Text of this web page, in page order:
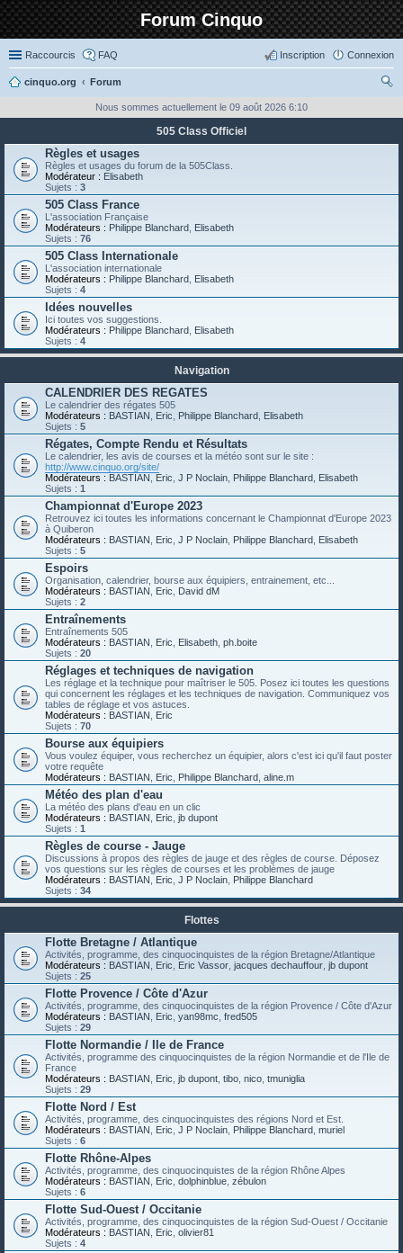
Forum Cinquo
Raccourcis FAQ Connexion
Inscription
cinquo.org
Forum
ch
Nous sommes actuellement le 09 août 2026 6:10
505 Class Officiel
Règles et usages
Règles et usages du forum de la 505Class.
Modérateur : Elisabeth
Sujets : 3
505 Class France
L'association Française
Modérateurs : Philippe Blanchard Elisabeth
Sujets : 76
505 Class Internationale
L'association internationale
Modérateurs : Philippe Blanchard Elisabeth
Sujets : 4
Idées nouvelles
Ici toutes vos suggestions.
Modérateurs : Philippe Blanchard Elisabeth
Sujets : 4
Navigation
CALENDRIER DES REGATES
Le calendrier des régates 505
Modérateurs : BASTIAN Eric Philippe Blanchard Elisabeth
Sujets : 5
Régates, Compte Rendu et Résultats
Le calendrier, les avis de courses et la météo sont sur le site :
http://www.cinquo.org/site/
Modérateurs : BASTIAN Eric J P Noclain Philippe Blanchard Elisabeth
Sujets : 1
Championnat d'Europe 2023
Retrouvez ici toutes les informations concernant le Championnat d'Europe 2023
à Quiberon
Modérateurs : BASTIAN Eric J P Noclain Philippe Blanchard Elisabeth
Sujets : 5
Espoirs
Organisation, calendrier, bourse aux équipiers, entrainement, etc...
Modérateurs : BASTIAN Eric
David dM
Sujets : 2
Entraînements
Entraînements 505
Modérateurs : BASTIAN Eric Elisabeth ph.boite
Sujets : 20
Réglages et techniques de navigation
Les réglage et la technique pour maîtriser le 505. Posez ici toutes les questions
qui concernent les réglages et les techniques de navigation. Communiquez vos
tables de réglage et vos astuces.
Modérateurs : BASTIAN
Eric
Sujets : 70
Bourse aux équipiers
Vous voulez équiper, vous recherchez un équipier, alors c'est ici qu'il faut poster
votre requête
Modérateurs : BASTIAN Eric Philippe Blanchard aline.m
Météo des plan d'eau
La météo des plans d'eau en un clic
Modérateurs : BASTIAN Eric jb dupont
Sujets : 1
Règles de course - Jauge
Discussions à propos des règles de jauge et des règles de course. Déposez
vos questions sur les règles de courses et les problèmes de jauge
Modérateurs : BASTIAN Eric J P Noclain Philippe Blanchard
Sujets : 34
Flottes
Flotte Bretagne / Atlantique
Activités, programme, des cinquocinquistes de la région Bretagne/Atlantique
Modérateurs : BASTIAN Eric Eric Vassor jacques dechauffour jb dupont
Sujets : 25
Flotte Provence / Côte d'Azur
Activités, programme, des cinquocinquistes de la région Provence / Côte d'Azur
Modérateurs : BASTIAN Eric yan98mc fred505
Sujets : 29
Flotte Normandie / Ile de France
Activités, programme des cinquocinquistes de la région Normandie et de l'Ile de
France
Modérateurs : BASTIAN Eric jb dupont tibo nico tmuniglia
Sujets : 29
Flotte Nord / Est
Activités, programme, des cinquocinquistes des régions Nord et Est.
Modérateurs : BASTIAN Eric J P Noclain Philippe Blanchard muriel
Sujets : 6
Flotte Rhône-Alpes
Activités, programme, des cinquocinquistes de la région Rhône Alpes
Modérateurs : BASTIAN Eric dolphinblue zébulon
Sujets : 6
Flotte Sud-Ouest / Occitanie
Activités, programme, des cinquocinquistes de la région Sud-Ouest / Occitanie
Modérateurs : BASTIAN Eric olivier81
Sujets : 4